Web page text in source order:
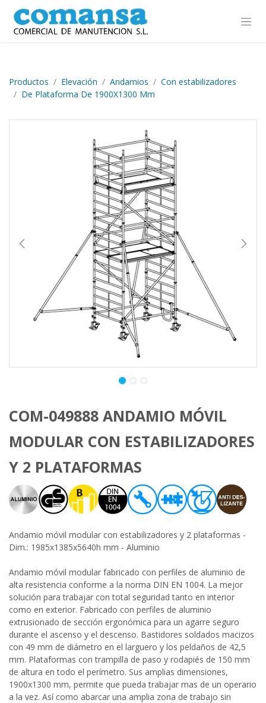
Ir al contenido
Productos Elevación Andamios
Con estabilizadores
De Plataforma De 1900X1300 Mm
COM-049888 ANDAMIO MÓVIL
MODULAR CON ESTABILIZADORES
Y 2 PLATAFORMAS
Andamio móvil modular con estabilizadores y 2 plataformas -
Dim.: 1985x1385x5640h mm - Aluminio
Andamio móvil modular fabricado con perfiles de aluminio de
alta resistencia conforme a la norma DIN EN 1004. La mejor
solución para trabajar con total seguridad tanto en interior
como en exterior. Fabricado con perfiles de aluminio
extrusionado de sección ergonómica para un agarre seguro
durante el ascenso y el descenso. Bastidores soldados macizos
con 49 mm de diámetro en el larguero y los peldaños de 42,5
mm. Plataformas con trampilla de paso y rodapiés de 150 mm
de altura en todo el perímetro. Sus amplias dimensiones,
1900x1300 mm, permite que pueda trabajar mas de un operario
a la vez. Así como abarcar una amplia zona de trabajo sin